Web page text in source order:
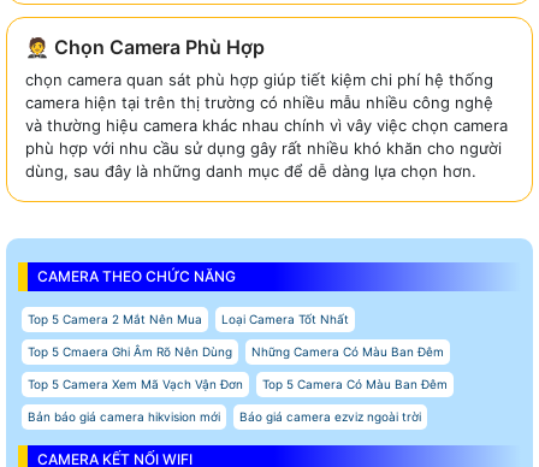
🤵 Chọn Camera Phù Hợp
chọn camera quan sát phù hợp giúp tiết kiệm chi phí hệ thống
camera hiện tại trên thị trường có nhiều mẫu nhiều công nghệ
và thường hiệu camera khác nhau chính vì vây việc chọn camera
phù hợp với nhu cầu sử dụng gây rất nhiều khó khăn cho người
dùng, sau đây là những danh mục để dễ dàng lựa chọn hơn.
CAMERA THEO CHỨC NĂNG
Top 5 Camera 2 Mắt Nên Mua Loại Camera Tốt Nhất
Top 5 Cmaera Ghi Âm Rõ Nên Dùng Những Camera Có Màu Ban Đêm
Top 5 Camera Xem Mã Vạch Vận Đơn Top 5 Camera Có Màu Ban Đêm
Bản báo giá camera hikvision mới Báo giá camera ezviz ngoài trời
CAMERA KẾT NỐI WIFI